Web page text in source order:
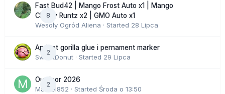
8
Fast Bud42 | Mango Frost Auto x1 | Mango
Cherry Runtz x2 | GMO Auto x1
Wesoły Ogród Aliena · Started 28 Lipca
2
Apricot gorilla glue i pernament marker
SweetDonut · Started 29 Lipca
2
Outdoor 2026
Marcel852 · Started Środa o 13:50